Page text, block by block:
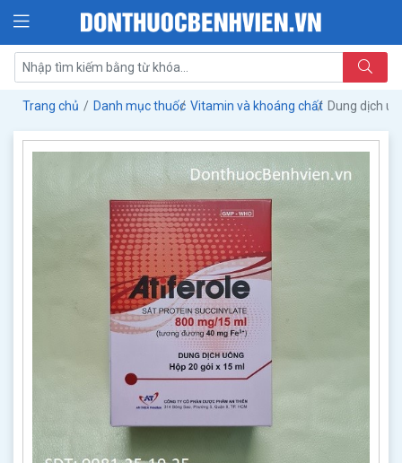
Trang chủ Danh mục thuốc Vitamin và khoáng chất Dung dịch